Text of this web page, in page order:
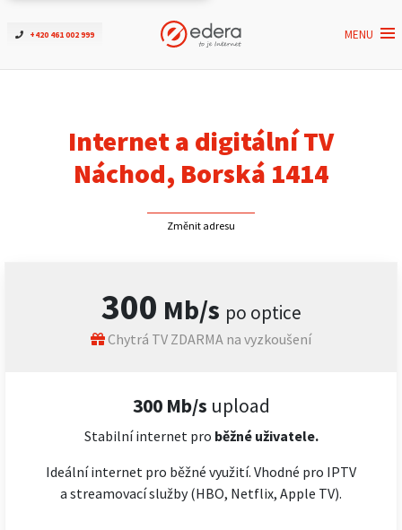
+420 461 002 999 MENU
Ověřit dostupnost
ČEZNET TV
Kontakt
Internet a digitální TV
Náchod, Borská 1414
Změnit adresu
300 Mb/s po optice
Chytrá TV ZDARMA na vyzkoušení
300 Mb/s upload
Stabilní internet pro běžné uživatele.
Ideální internet pro běžné využití. Vhodné pro IPTV
a streamovací služby (HBO, Netflix, Apple TV).